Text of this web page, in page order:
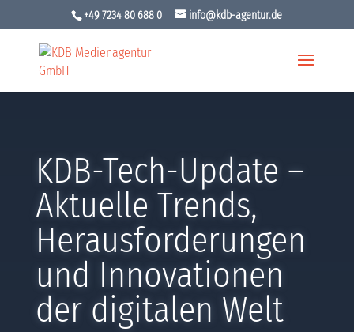
+49 7234 80 688 0 info@kdb-agentur.de
KDB-Tech-Update –
Aktuelle Trends,
Herausforderungen
und Innovationen
der digitalen Welt